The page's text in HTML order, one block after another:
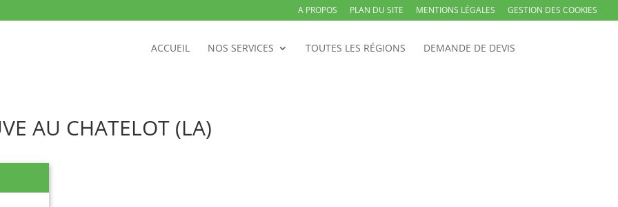
A PROPOS PLAN DU SITE MENTIONS LÉGALES GESTION DES COOKIES
ACCUEIL NOS SERVICES TOUTES LES RÉGIONS DEMANDE DE DEVIS
AU CHATELOT (LA)